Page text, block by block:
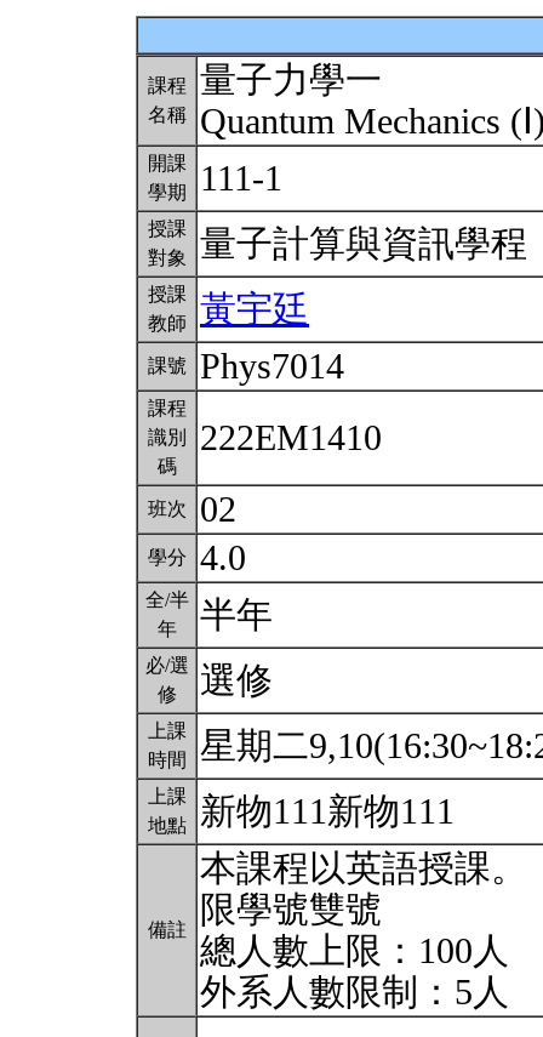
課程
名稱
量子力學一
Quantum Mechanics
開課
學期
111-1
授課
對象
量子計算與資訊學
授課
教師
黃宇廷
課號 Phys7014
課程
識別
碼
222EM1410
班次 02
學分 4.0
全/半
年
半年
必/選
修
選修
上課
時間
星期二
上課
地點
新物111新物111
備註
本課程以英語授課。
限學號雙號
總人數上限：100人
外系人數限制：5人